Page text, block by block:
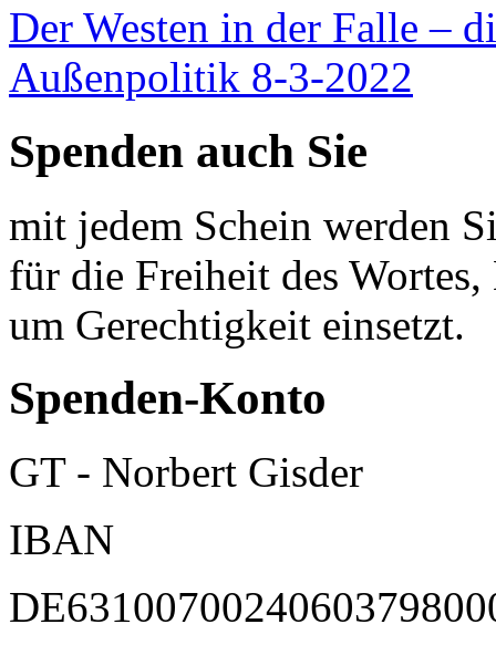
Der Westen in der Falle –
Außenpolitik 8-3-2022
Spenden auch Sie
mit jedem Schein werden
für die Freiheit des
um Gerechtigkeit einsetzt.
Spenden-Konto
GT - Norbert Gisder
IBAN